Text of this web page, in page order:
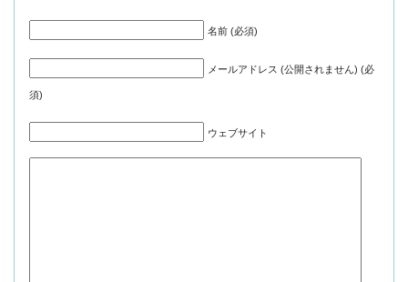
名前 (必須)
メールアドレス (公開されません) (必
須)
ウェブサイト